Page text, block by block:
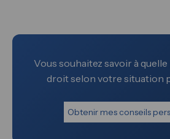
Vous souhaitez savoir à
droit selon votre situation
Obtenir mes conseils